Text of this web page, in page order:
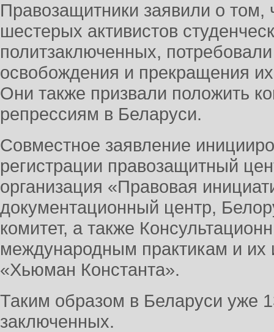
Правозащитники заявили о том,
шестерых активистов
политзаключенных,
освобождения и прекращения
Они также призвали положить
репрессиям в Беларуси.
Совместное заявление
регистрации правозащитный
организация «Правовая
документационный центр,
комитет, а также
международным практикам и их
«Хьюман Константа».
Таким образом в Беларуси уже
заключенных.